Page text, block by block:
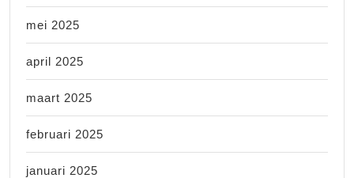
mei 2025
april 2025
maart 2025
februari 2025
januari 2025